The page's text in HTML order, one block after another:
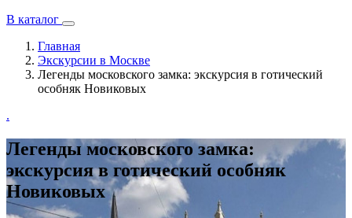
В каталог
Главная
Экскурсии в Москве
Легенды московского замка: экскурсия в готический
особняк Новиковых
.
Легенды московского замка:
экскурсия в готический особняк
Новиковых